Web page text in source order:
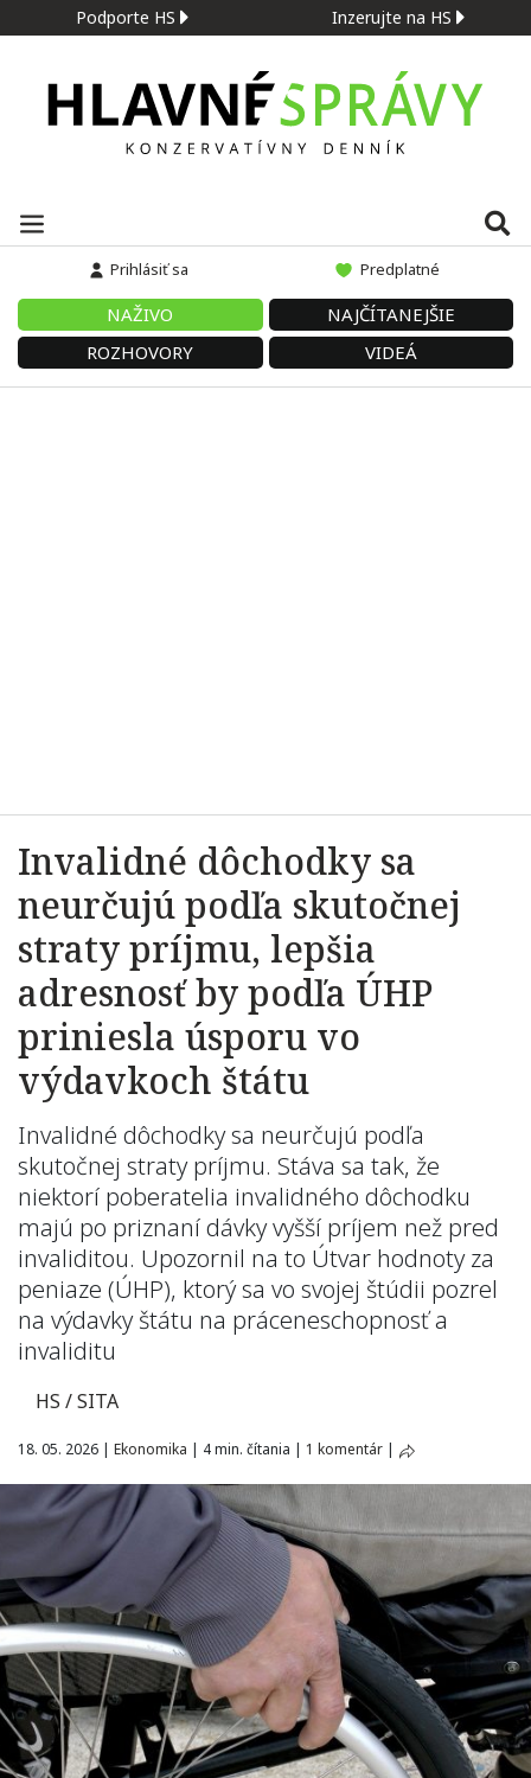
Podporte HS Inzerujte na HS
Prihlásiť sa Predplatné
NAŽIVO
NAJČÍTANEJŠIE
ROZHOVORY
VIDEÁ
Invalidné dôchodky sa
neurčujú podľa skutočnej
straty príjmu, lepšia
adresnosť by podľa ÚHP
priniesla úsporu vo
výdavkoch štátu
Invalidné dôchodky sa neurčujú podľa
skutočnej straty príjmu. Stáva sa tak, že
niektorí poberatelia invalidného dôchodku
majú po priznaní dávky vyšší príjem než pred
invaliditou. Upozornil na to Útvar hodnoty za
peniaze (ÚHP), ktorý sa vo svojej štúdii pozrel
na výdavky štátu na práceneschopnosť a
invaliditu
HS / SITA
18. 05. 2026 | Ekonomika | 4 min. čítania | 1 komentár |